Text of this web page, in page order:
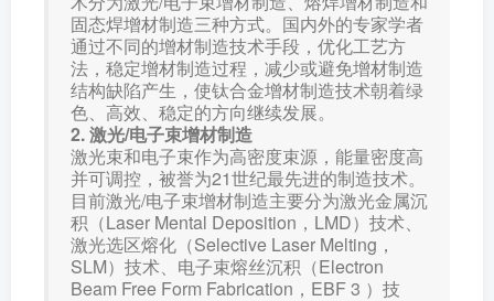
固态焊增材制造三种方式。国内外的专家学者
通过不同的增材制造技术手段，优化工艺方
法，稳定增材制造过程，减少或避免增材制造
结构缺陷产生，使钛合金增材制造技术朝着绿
色、高效、稳定的方向继续发展。
2. 激光/电子束增材制造
激光束和电子束作为高密度束源，能量密度高
并可调控，被誉为21世纪最先进的制造技术。
目前激光/电子束增材制造主要分为激光金属沉
积（Laser Mental Deposition，LMD）技术、
激光选区熔化（Selective Laser Melting，
SLM）技术、电子束熔丝沉积（Electron
Beam Free Form Fabrication，EBF 3 ）技